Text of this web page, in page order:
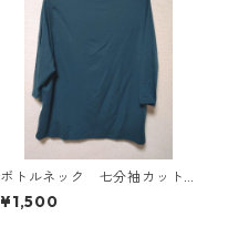
ボトルネック 七分袖カット
ソー ４Ｌ ティールグリー
ン KAE-4815
¥1,500